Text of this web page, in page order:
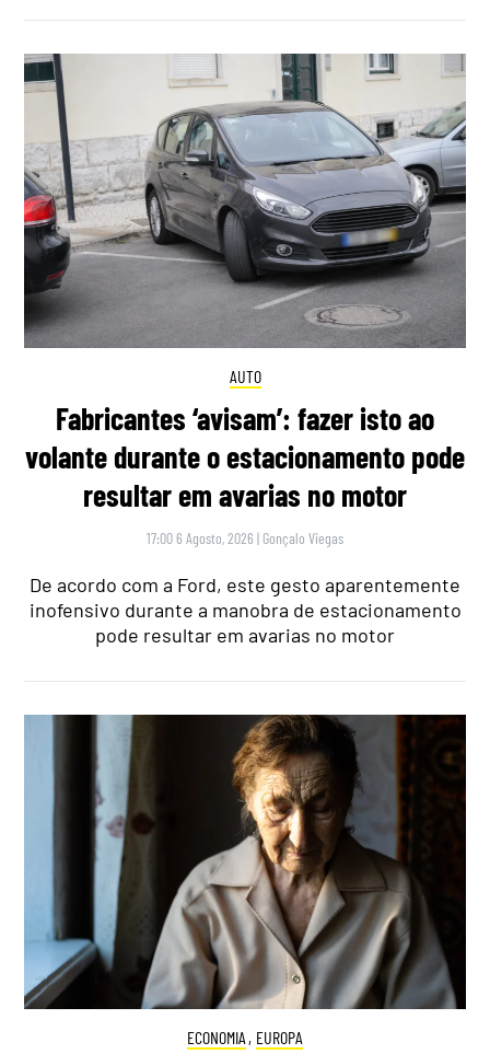
AUTO
Fabricantes ‘avisam’: fazer isto ao
volante durante o estacionamento pode
resultar em avarias no motor
17:00 6 Agosto, 2026 | Gonçalo Viegas
De acordo com a Ford, este gesto aparentemente
inofensivo durante a manobra de estacionamento
pode resultar em avarias no motor
ECONOMIA , EUROPA